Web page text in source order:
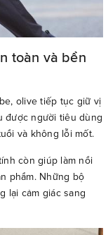
toàn và bền
olive tiếp tục giữ vị
được người tiêu dùng
và không lỗi mốt.
còn giúp làm nổi
phẩm. Những bộ
lại cảm giác sang